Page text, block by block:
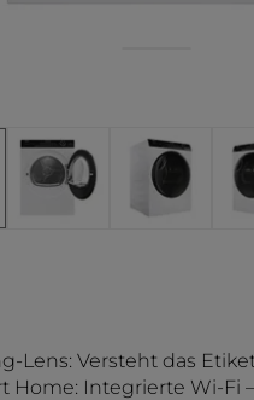
Lens: Versteht das
Home: Integrierte Wi-Fi